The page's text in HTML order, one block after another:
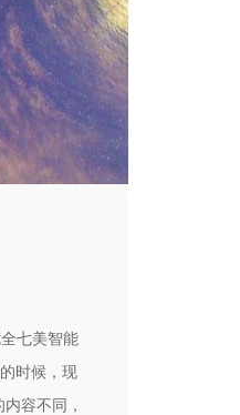
七美智能
时候，现
容不同，